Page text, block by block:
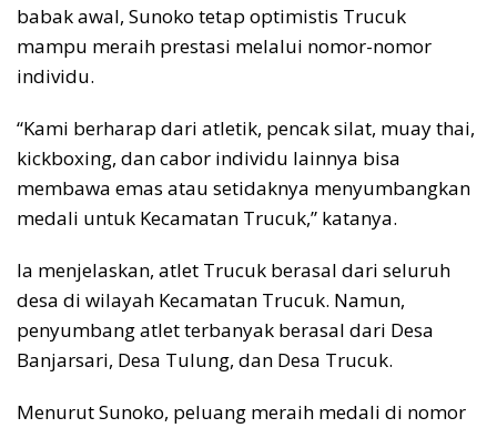
babak awal, Sunoko tetap optimistis Trucuk
mampu meraih prestasi melalui nomor-nomor
individu.
“Kami berharap dari atletik, pencak silat, muay thai,
kickboxing, dan cabor individu lainnya bisa
membawa emas atau setidaknya menyumbangkan
medali untuk Kecamatan Trucuk,” katanya.
Ia menjelaskan, atlet Trucuk berasal dari seluruh
desa di wilayah Kecamatan Trucuk. Namun,
penyumbang atlet terbanyak berasal dari Desa
Banjarsari, Desa Tulung, dan Desa Trucuk.
Menurut Sunoko, peluang meraih medali di nomor